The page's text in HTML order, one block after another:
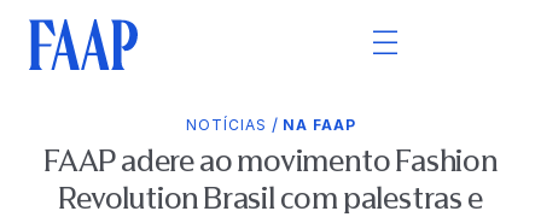
NOTÍCIAS / NA FAAP
FAAP adere ao movimento Fashion
Revolution Brasil com palestras e